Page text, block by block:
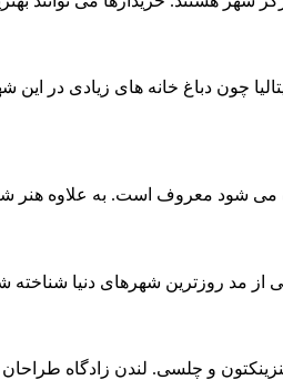
چون دباغ خانه های زیادی
می شود معروف است. به علاوه
از مد روزترین شهرهای دنیا
و چلسی. لندن زادگاه